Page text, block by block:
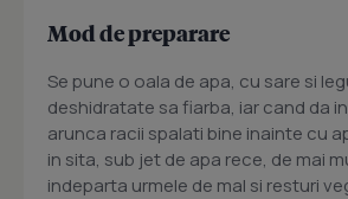
Mod de preparare
Se pune o oala de apa, cu sare si
deshidratate sa fiarba, iar cand da
arunca racii spalati bine inainte cu
in sita, sub jet de apa rece, de mai
indeparta urmele de mal si resturi